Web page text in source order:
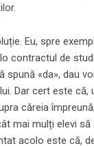
Eu, spre
contractul de
spună «da», dau
Dar cert este că,
căreia
mai mulți elevi
acolo este că,